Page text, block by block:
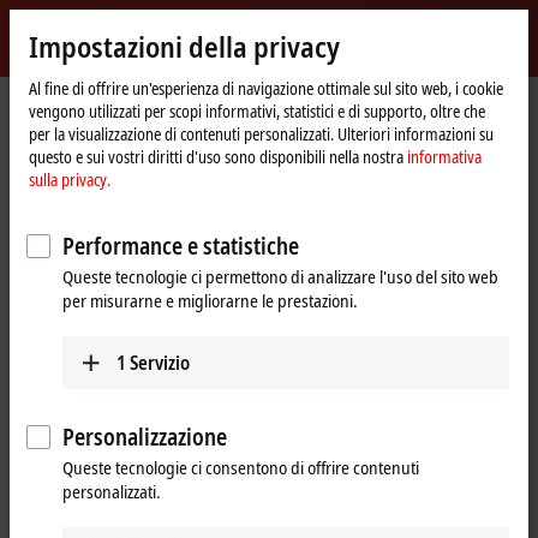
Beckhoff
-
New
Automation
Technology
Pagina
iniziale
Azienda Presenza globale Norway Sales
Sales, Norway
Indirizzi e contatti
Beckhoff Automation AS
Hovedkontor
3184 Borre
Norway
+47 33 50 46 90
Impostazioni della privacy
Al fine di offrire un'esperienza di navigazione ottimale sul sito web, i cookie
vengono utilizzati per scopi informativi, statistici e di supporto, oltre che
per la visualizzazione di contenuti personalizzati. Ulteriori informazioni su
questo e sui vostri diritti d'uso sono disponibili nella nostra informativa
sulla privacy.
Performance e statistiche
Queste tecnologie ci permettono di analizzare l'uso del sito web
per misurarne e migliorarne le prestazioni.
1 Servizio
Personalizzazione
Queste tecnologie ci consentono di offrire contenuti
personalizzati.